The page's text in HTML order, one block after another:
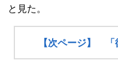
と見た。
【次ページ】 「